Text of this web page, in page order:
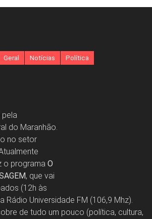
Geral Notícias Política
do Maranhão.
no setor
o programa O
, que vai
(12h às
Rádio Universidade FM (106,9 Mhz).
de tudo um pouco (política, cultura,